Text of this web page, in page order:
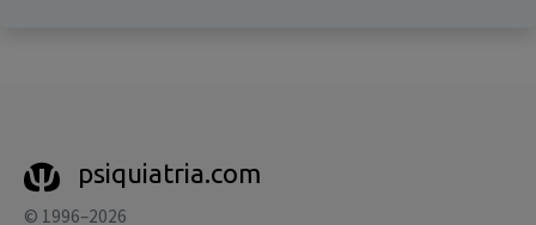
psiquiatria.com
© 1996–2026